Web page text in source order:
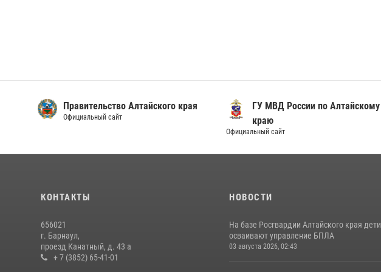
Правительство Алтайского края
Официальный сайт
ГУ МВД России по Алтайскому
краю
Официальный сайт
КОНТАКТЫ
656021
г. Барнаул,
проезд Канатный, д. 43 а
+ 7 (3852) 65-41-01
НОВОСТИ
На базе Росгвардии Алтайского края дети
осваивают управление БПЛА
03 августа 2026, 02:43